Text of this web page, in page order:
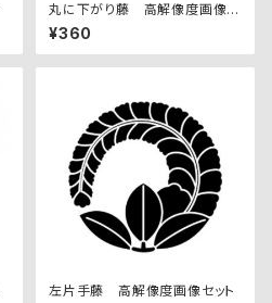
丸に下がり藤 高解像度画像セ
ット
¥360
左片手藤 高解像度画像セット